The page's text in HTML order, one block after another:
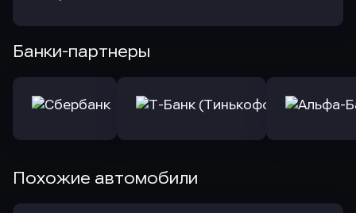
Банки-партнеры
Похожие автомобили